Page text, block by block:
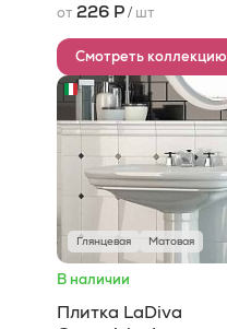
от 226 Р/ шт
Смотреть коллекцию
Глянцевая Матовая
В наличии
Плитка LaDiva